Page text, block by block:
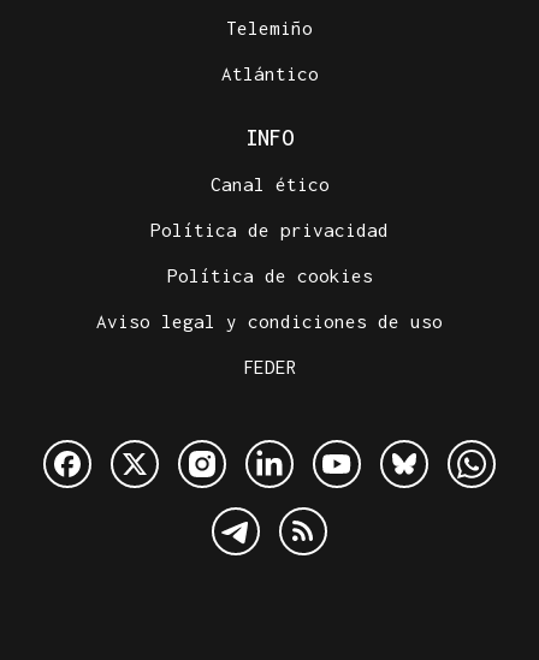
Telemiño
Atlántico
INFO
Canal ético
Política de privacidad
Política de cookies
Aviso legal y condiciones de uso
FEDER